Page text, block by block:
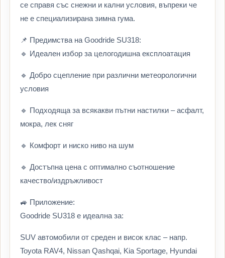
се справя със снежни и кални условия, въпреки че
не е специализирана зимна гума.
📌 Предимства на Goodride SU318:
🔹 Идеален избор за целогодишна експлоатация
🔹 Добро сцепление при различни метеорологични
условия
🔹 Подходяща за всякакви пътни настилки – асфалт,
мокра, лек сняг
🔹 Комфорт и ниско ниво на шум
🔹 Достъпна цена с оптимално съотношение
качество/издръжливост
🚙 Приложение:
Goodride SU318 е идеална за:
SUV автомобили от среден и висок клас – напр.
Toyota RAV4, Nissan Qashqai, Kia Sportage, Hyundai